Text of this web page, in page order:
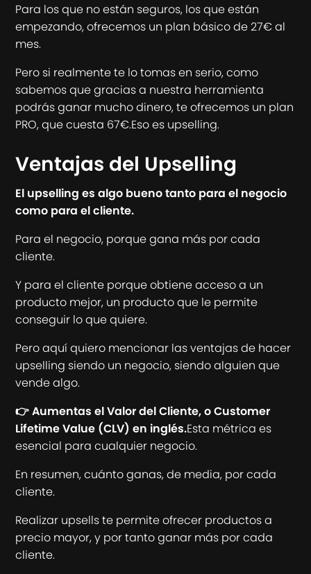
Para los que no están seguros, los que están
empezando, ofrecemos un plan básico de 27€ al
mes.
Pero si realmente te lo tomas en serio, como
sabemos que gracias a nuestra herramienta
podrás ganar mucho dinero, te ofrecemos un plan
PRO, que cuesta 67€.Eso es upselling.
Ventajas del Upselling
El upselling es algo bueno tanto para el negocio
como para el cliente.
Para el negocio, porque gana más por cada
cliente.
Y para el cliente porque obtiene acceso a un
producto mejor, un producto que le permite
conseguir lo que quiere.
Pero aquí quiero mencionar las ventajas de hacer
upselling siendo un negocio, siendo alguien que
vende algo.
👉 Aumentas el Valor del Cliente, o Customer
Lifetime Value (CLV) en inglés.Esta métrica es
esencial para cualquier negocio.
En resumen, cuánto ganas, de media, por cada
cliente.
Realizar upsells te permite ofrecer productos a
precio mayor, y por tanto ganar más por cada
cliente.